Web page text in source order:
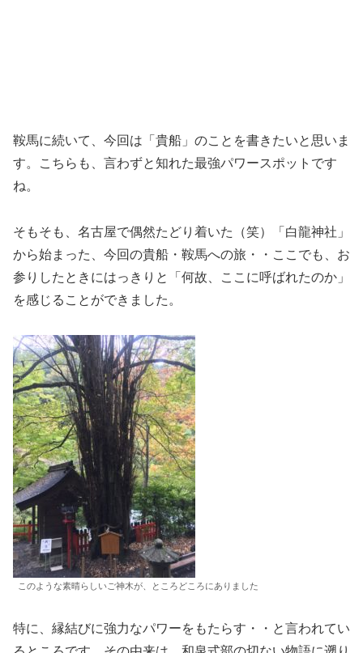
鞍馬に続いて、今回は「貴船」のことを書きたいと思いま
す。こちらも、言わずと知れた最強パワースポットです
ね。
そもそも、名古屋で偶然たどり着いた（笑）「白龍神社」
から始まった、今回の貴船・鞍馬への旅・・ここでも、お
参りしたときにはっきりと「何故、ここに呼ばれたのか」
を感じることができました。
このような素晴らしいご神木が、ところどころにありました
特に、縁結びに強力なパワーをもたらす・・と言われてい